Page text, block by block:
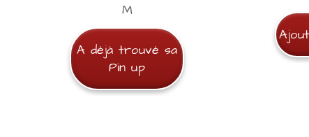
M
A déjà trouvé sa
Pin up